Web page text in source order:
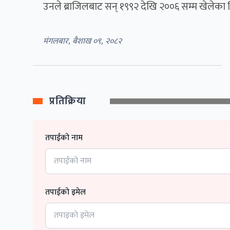
उनले ब्राजिलबाट सन् १९९२ देखि २००६ सम्म खेलेका
मंगलबार, बैशाख ०९, २०८२
प्रतिक्रिया
तपाईको नाम
तपाईको इमेल